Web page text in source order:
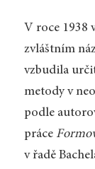
V roce 1938
zvláštním
vzbudila
metody v
podle
práce
v řadě